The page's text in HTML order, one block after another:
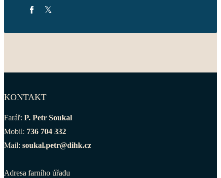
KONTAKT
Farář: P. Petr Soukal
Mobil: 736 704 332
Mail: soukal.petr@dihk.cz
Adresa farního úřadu